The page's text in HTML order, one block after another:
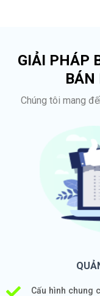
GIẢI PHÁP
BÁN
Chúng tôi mang
Cấu hình chung